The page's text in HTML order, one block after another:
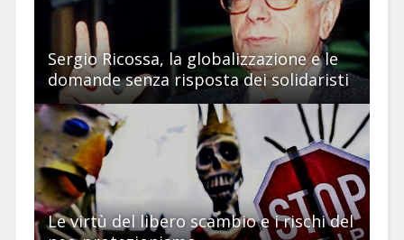
Sergio Ricossa, la globalizzazione e le
domande senza risposta dei solidaristi
Le virtù del libero scambio e i rischi del